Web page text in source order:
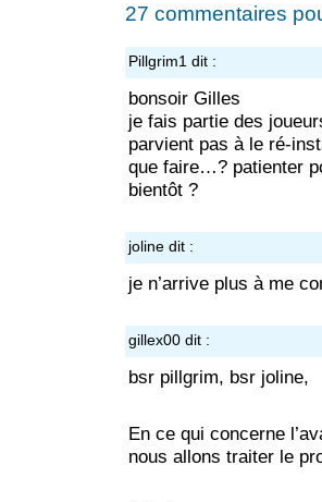
27 commentaires
Pillgrim1 dit :
bonsoir Gilles
je fais partie des
parvient pas à le ré-
que faire…? patienter
bientôt ?
joline dit :
je n’arrive plus à me
gillex00 dit :
bsr pillgrim, bsr joline,
En ce qui concerne
nous allons traiter le